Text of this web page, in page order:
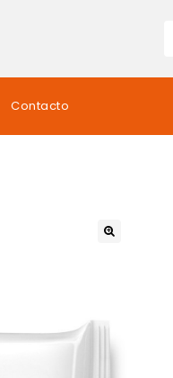
Contacto